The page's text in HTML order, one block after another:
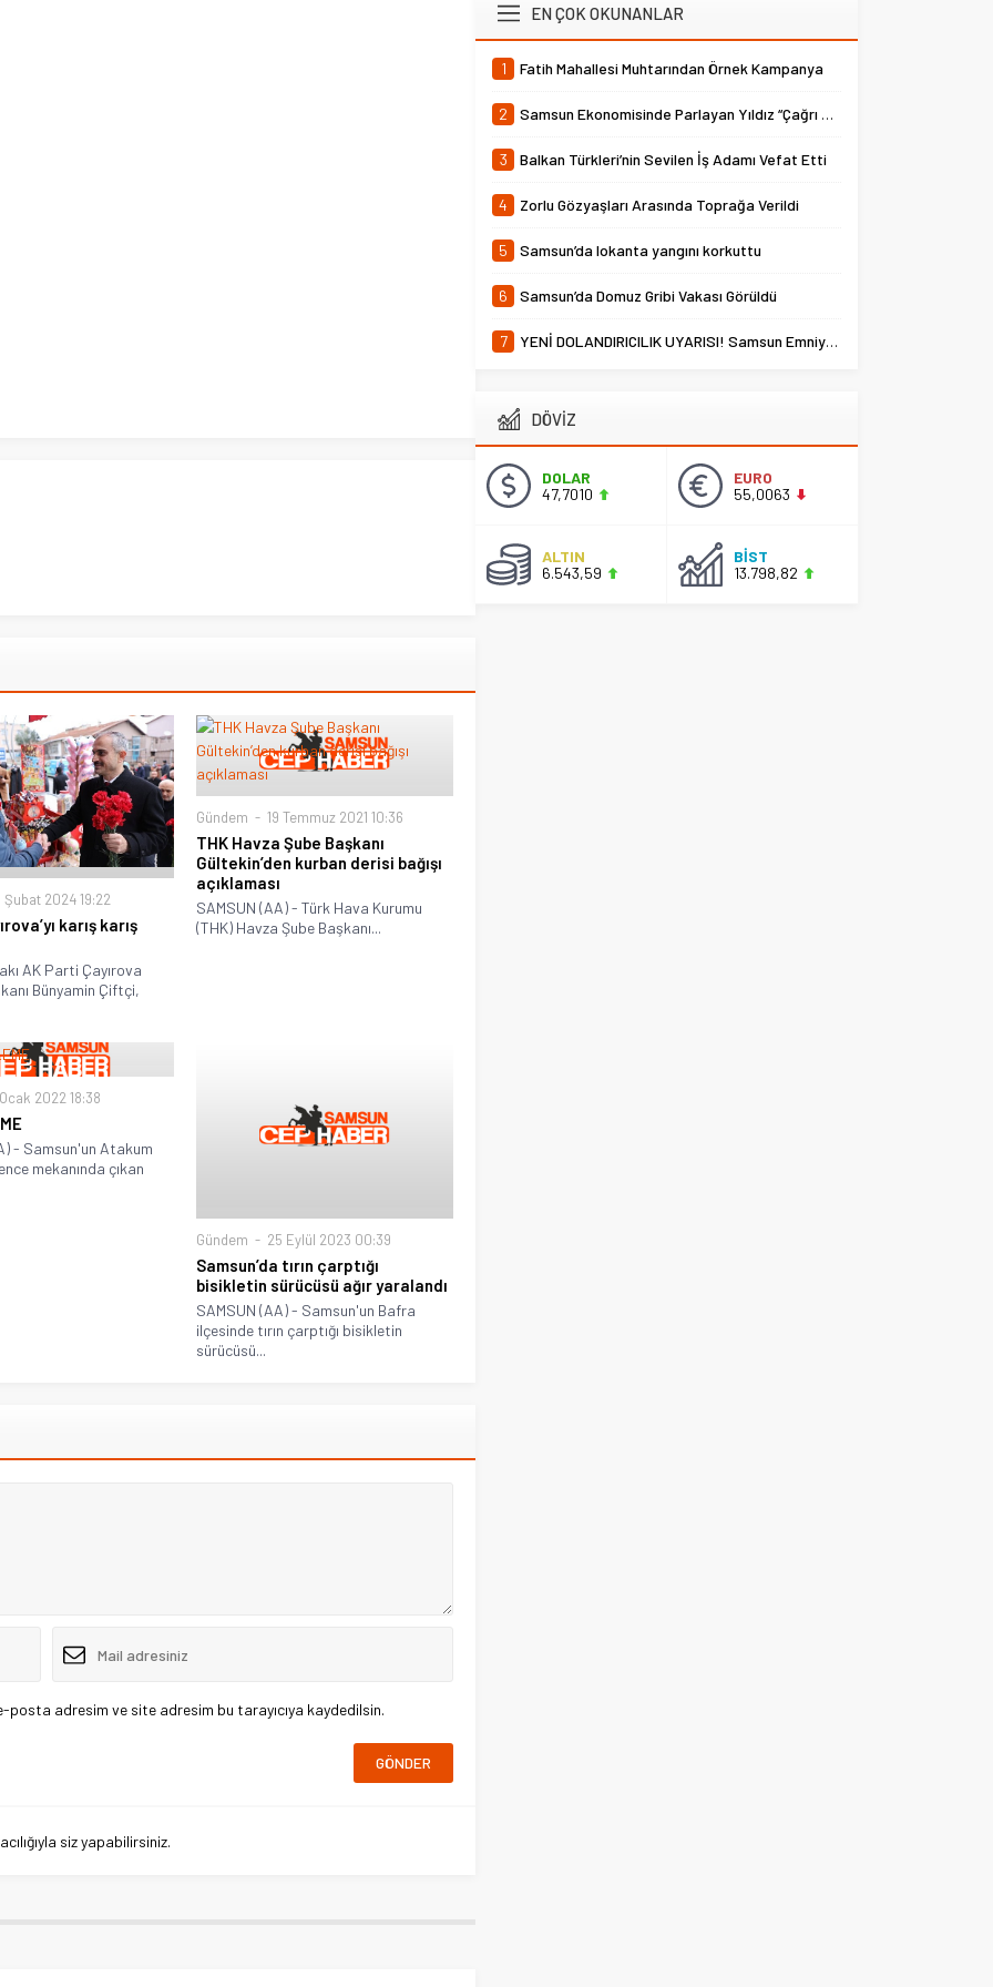
Şubat 2024 19:22
karış karış
AK Parti Çayırova
Bünyamin Çiftçi,
Gündem 19 Temmuz 2021 10:36
THK Havza Şube Başkanı
Gültekin’den kurban derisi bağışı
açıklaması
SAMSUN (AA) - Türk Hava Kurumu
(THK) Havza Şube Başkanı...
2022 18:38
- Samsun'un Atakum
mekanında çıkan
Gündem 25 Eylül 2023 00:39
Samsun’da tırın çarptığı
bisikletin sürücüsü ağır yaralandı
SAMSUN (AA) - Samsun'un Bafra
ilçesinde tırın çarptığı bisikletin
sürücüsü...
posta adresim ve site adresim bu tarayıcıya kaydedilsin.
siz yapabilirsiniz.
EN ÇOK OKUNANLAR
1 Fatih Mahallesi Muhtarından Örnek Kampanya
2 Samsun Ekonomisinde Parlayan Yıldız “Çağrı Temper”
3 Balkan Türkleri’nin Sevilen İş Adamı Vefat Etti
4 Zorlu Gözyaşları Arasında Toprağa Verildi
5 Samsun’da lokanta yangını korkuttu
6 Samsun’da Domuz Gribi Vakası Görüldü
7 YENİ DOLANDIRICILIK UYARISI! Samsun Emniyet Müdürlüğü Uyardı
DÖVİZ
DOLAR
47,7010
EURO
55,0063
ALTIN
6.543,59
BİST
13.798,82